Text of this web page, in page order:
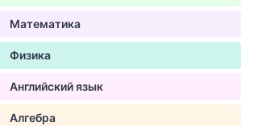
Математика
Физика
Английский язык
Алгебра